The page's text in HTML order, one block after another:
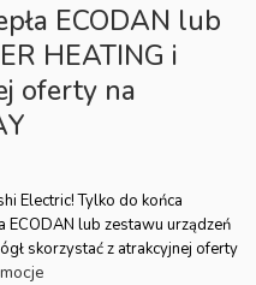
ECODAN lub
HEATING i
oferty na
Electric! Tylko do końca
ECODAN lub zestawu urządzeń
skorzystać z atrakcyjnej oferty